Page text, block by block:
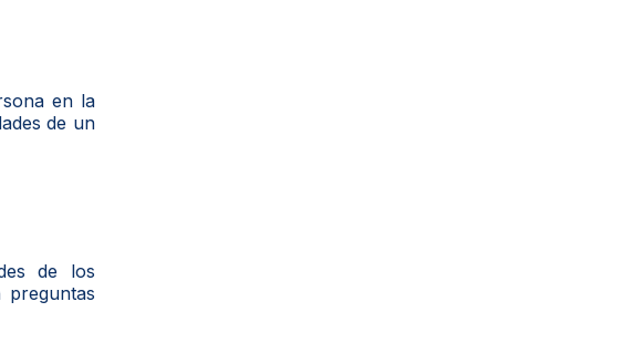
en la
de un
de los
preguntas